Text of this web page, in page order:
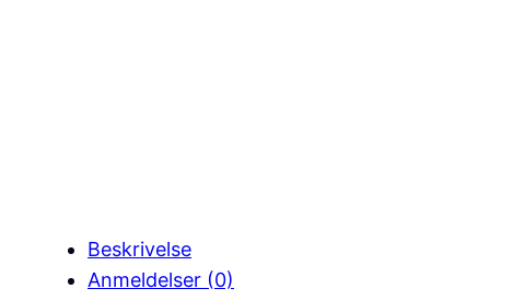
Beskrivelse
Anmeldelser (0)